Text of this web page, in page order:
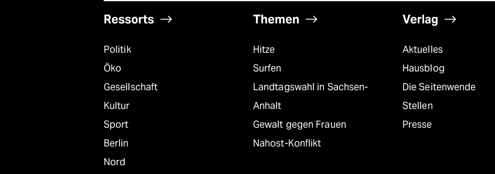
Ressorts
Politik
Öko
Gesellschaft
Kultur
Sport
Berlin
Nord
Themen
Hitze
Surfen
Landtagswahl in Sachsen-
Anhalt
Gewalt gegen Frauen
Nahost-Konflikt
Verlag
Aktuelles
Hausblog
Die Seitenwende
Stellen
Presse